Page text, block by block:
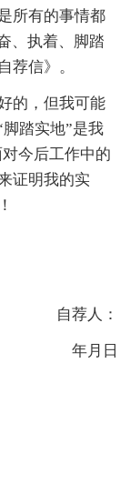
所有的事情都
、执着、脚踏
荐信》。
的，但我可能
踏实地”是我
今后工作中的
证明我的实
自荐人：
年月日